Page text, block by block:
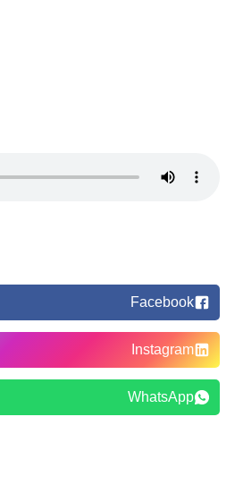
Facebook
Instagram
WhatsApp